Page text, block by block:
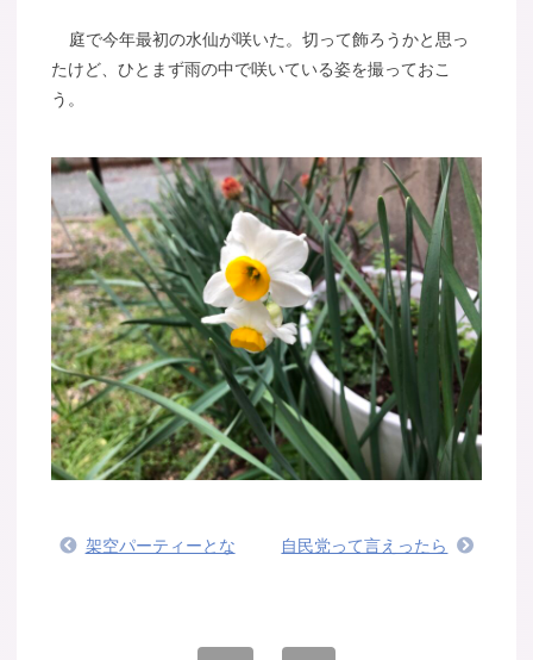
庭で今年最初の水仙が咲いた。切って飾ろうかと思っ
たけど、ひとまず雨の中で咲いている姿を撮っておこ
う。
架空パーティーとな 自民党って言えったら